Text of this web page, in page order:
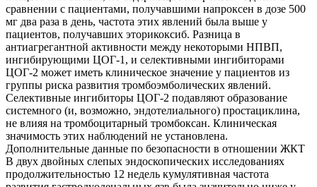
сравнении с пациентами, получавшими напроксен в дозе 500
мг два раза в день, частота этих явлений была выше у
пациентов, получавших эторикоксиб. Разница в
антиагрегантной активности между некоторыми НПВП,
ингибирующими ЦОГ-1, и селективными ингибиторами
ЦОГ-2 может иметь клиническое значение у пациентов из
группы риска развития тромбоэмболических явлений.
Селективные ингибиторы ЦОГ-2 подавляют образование
системного (и, возможно, эндотелиального) простациклина,
не влияя на тромбоцитарный тромбоксан. Клиническая
значимость этих наблюдений не установлена.
Дополнительные данные по безопасности в отношении ЖКТ
В двух двойных слепых эндоскопических исследованиях
продолжительностью 12 недель кумулятивная частота